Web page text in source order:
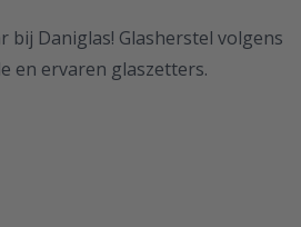
Daniglas! Glasherstel volgens
en ervaren glaszetters.